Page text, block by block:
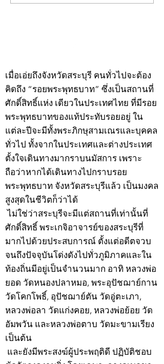
พระ"ประจำพุธที่ 29
เมื่อเอ่ยถึงจังหวัดสระบุรี คนทั่วไปจะต้อง
คิดถึง “รอยพระพุทธบาท” ซึ่งเป็นสถานที่
ศักดิ์สิทธิ์แห่ง เดียวในประเทศไทย ที่มีรอย
พระพุทธบาทของแท้ประทับรอยอยู่ ใน
แต่ละปีจะมีทั้งพระภิกษุสามเณรและบุคคล
ทั่วไป ทั้งจากในประเทศและต่างประเทศ
ตั้งใจเดินทางมากราบนมัสการ เพราะ
ถือว่าหากได้เดินทางไปกราบรอย
พระพุทธบาท จังหวัดสระบุรีแล้ว เป็นมงคล
สูงสุดในชีวิตก็ว่าได้
ไม่ใช่ว่าสระบุรีจะมีแต่สถานที่เท่านั้นที่
ศักดิ์สิทธิ์ พระเกจิอาจารย์ของสระบุรีที่
มากไปด้วยประสบการณ์ ตั้งแต่อดีตจวบ
จนถึงปัจจุบันโด่งดังไปทั่วภูมิภาคและใน
ท้องถิ่นมีอยู่เป็นจำนวนมาก อาทิ หลวงพ่อ
ยอด วัดหนองปลาหมอ, พระอุปัชฌาย์กาน
วัดโคกโพธิ์, อุปัชฌาย์ตัน วัดอู่ตะเภา,
หลวงพ่อลา วัดแก่งคอย, หลวงพ่อย้อย วัด
อัมพวัน และหลวงพ่อตาบ วัดมะขามเรียง
เป็นต้น
และยังมีพระสงฆ์ผู้ประพฤติดี ปฏิบัติชอบ